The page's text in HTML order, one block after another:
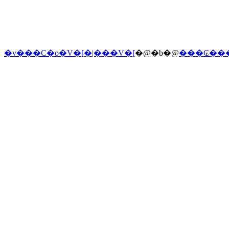
�v���C�o�V�[�|���V�[�@�b�@